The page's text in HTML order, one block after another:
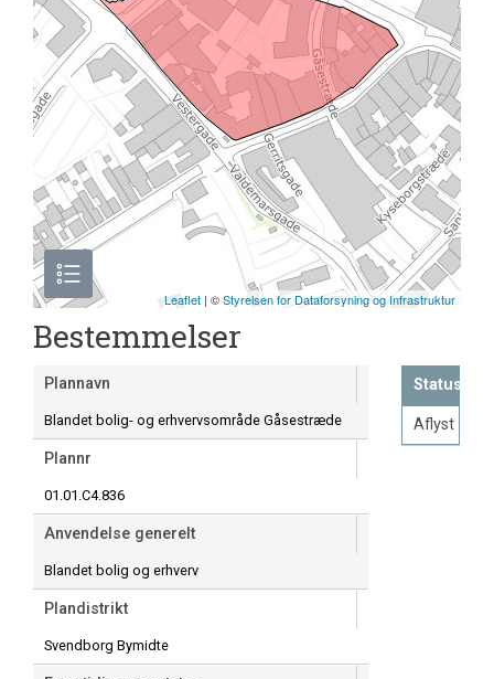
Leaflet | ©Styrelsen for Dataforsyning og Infrastruktur
Bestemmelser
Plannavn
Blandet bolig- og erhvervsområde Gåsestræde
Plannr
01.01.C4.836
Anvendelse generelt
Blandet bolig og erhverv
Plandistrikt
Svendborg Bymidte
Status
Aflyst